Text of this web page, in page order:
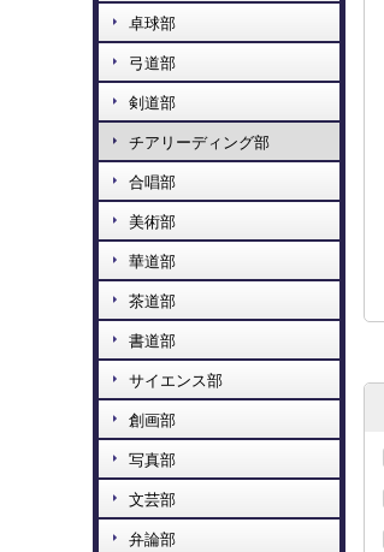
卓球部
弓道部
剣道部
チアリーディング部
合唱部
美術部
華道部
茶道部
書道部
サイエンス部
創画部
写真部
文芸部
弁論部